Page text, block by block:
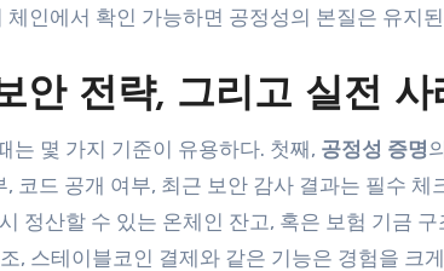
인에서 확인 가능하면 공정성의 본질은 유지
안 전략, 그리고 실전 사
는 몇 가지 기준이 유용하다. 첫째, 공정성 증명
코드 공개 여부, 최근 보안 감사 결과는 필수
정산할 수 있는 온체인 잔고, 혹은 보험 기금
, 스테이블코인 결제와 같은 기능은 경험을 크